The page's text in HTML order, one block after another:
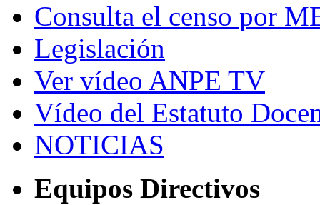
Consulta el censo por
Legislación
Ver vídeo ANPE TV
Vídeo del Estatuto
NOTICIAS
Equipos Directivos